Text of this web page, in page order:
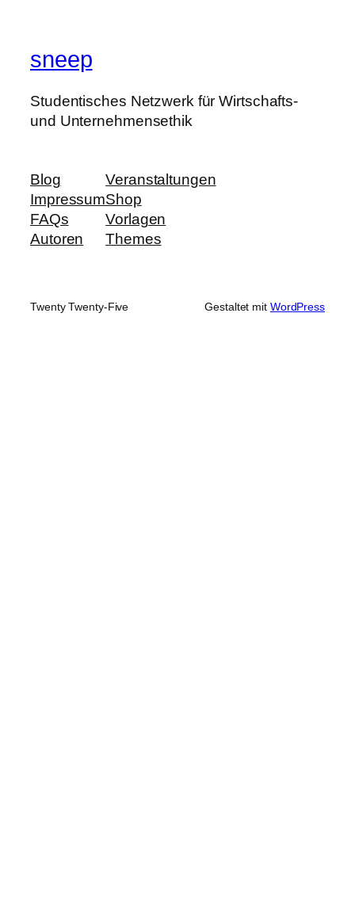
sneep
Studentisches Netzwerk für Wirtschafts-
und Unternehmensethik
Blog
Impressum
FAQs
Autoren
Veranstaltungen
Shop
Vorlagen
Themes
Twenty Twenty-Five Gestaltet mit WordPress